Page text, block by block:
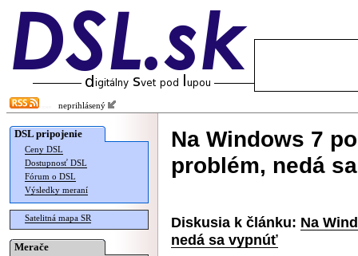
neprihlásený
DSL pripojenie
Ceny DSL
Dostupnosť DSL
Fórum o DSL
Výsledky meraní
Satelitná mapa SR
Merače
Na Windows 7
problém, nedá
Diskusia k článku: Na
nedá sa vypnúť